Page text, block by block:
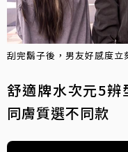
刮完鬍子後，男友好感度立
舒適牌水次元5
同膚質選不同款